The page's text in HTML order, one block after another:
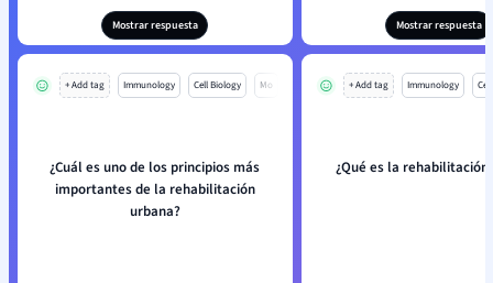
Mostrar respuesta Mostrar respuesta
+ Add tag Immunology Cell Biology Mo
¿Cuál es uno de los principios más
importantes de la rehabilitación
urbana?
+ Add tag Immunology
¿Qué es la rehabilitación